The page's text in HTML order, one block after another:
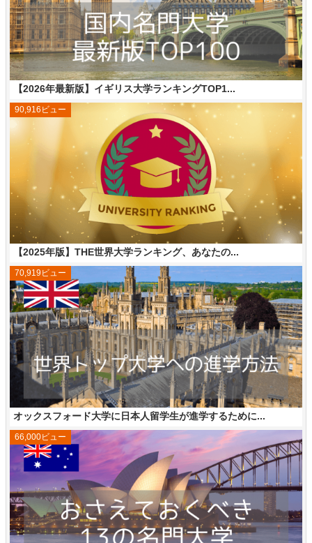
【2026年最新版】イギリス大学ランキングTOP1...
【2025年版】THE世界大学ランキング、あなたの...
90,916ビュー
オックスフォード大学に日本人留学生が進学するために...
70,919ビュー
66,000ビュー